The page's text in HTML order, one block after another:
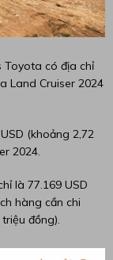
Toyota có địa chỉ
Land Cruiser 2024
(khoảng 2,72
2024.
là 77.169 USD
hàng cần chi
đồng).